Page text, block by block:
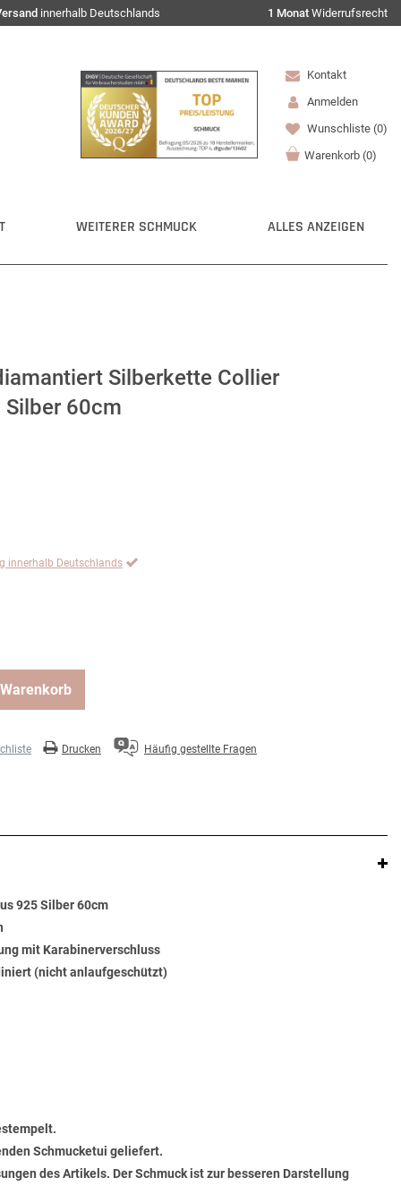
innerhalb Deutschlands 1 Monat Widerrufsrecht
Kontakt
Anmelden
Wunschliste (0)
Warenkorb (0)
WEITERER SCHMUCK ALLES ANZEIGEN
Silberkette Collier
60cm
innerhalb Deutschlands
Drucken Häufig gestellte Fragen
925 Silber 60cm
mit Karabinerverschluss
(nicht anlaufgeschützt)
Schmucketui geliefert.
des Artikels. Der Schmuck ist zur besseren Darstellung